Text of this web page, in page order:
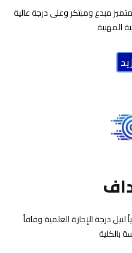
مبدع ومبتكر وعلى درجة عالية
درجة الإجازة العلمية وفاقاً